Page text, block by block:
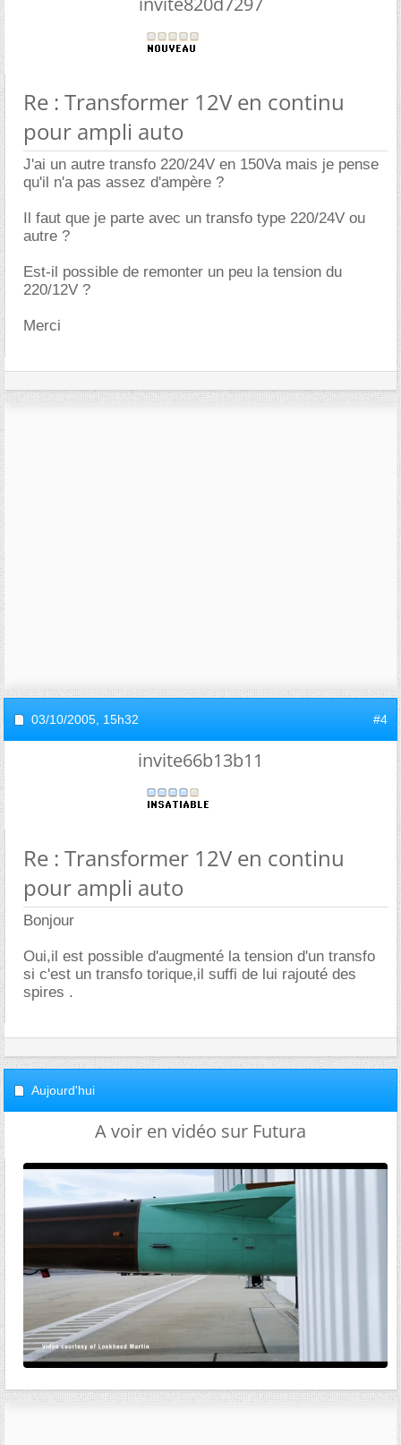
Re : Transformer 12V en continu
pour ampli auto
J'ai un autre transfo 220/24V en 150Va mais je pense
qu'il n'a pas assez d'ampère ?
Il faut que je parte avec un transfo type 220/24V ou
autre ?
Est-il possible de remonter un peu la tension du
220/12V ?
Merci
03/10/2005, 15h32 #4
invite66b13b11
Re : Transformer 12V en continu
pour ampli auto
Bonjour
Oui,il est possible d'augmenté la tension d'un transfo
si c'est un transfo torique,il suffi de lui rajouté des
spires .
Aujourd'hui
A voir en vidéo sur Futura